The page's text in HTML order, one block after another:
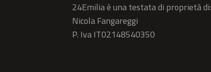
24Emilia è una testata di proprietà di:
Nicola Fangareggi
P. Iva IT02148540350